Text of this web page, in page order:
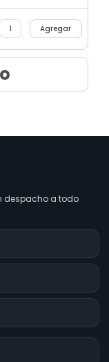
Agregar
despacho a todo